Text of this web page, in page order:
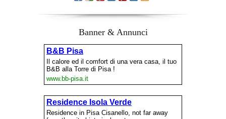
Banner & Annunci